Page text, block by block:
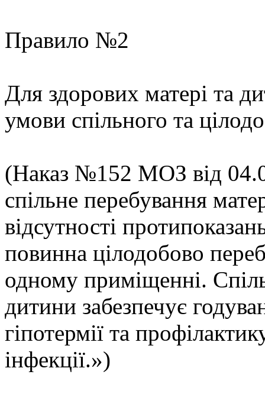
Правило №2
Для здорових матері та
умови спільного та
(Наказ №152 МОЗ від
спільне перебування
відсутності
повинна цілодобово
одному приміщенні.
дитини забезпечує
гіпотермії та
інфекції.»)